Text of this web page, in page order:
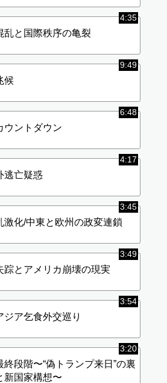
4:35
乱と国際秩序の亀裂
9:49
候
6:48
ウントダウン
4:17
逃亡疑惑
3:45
激化/中東と欧州の政変連鎖
3:49
踪とアメリカ崩壊の現実
3:54
ジア乞食外交巡り
3:20
段階〜“偽トランプ来日”の裏
新国家構想〜